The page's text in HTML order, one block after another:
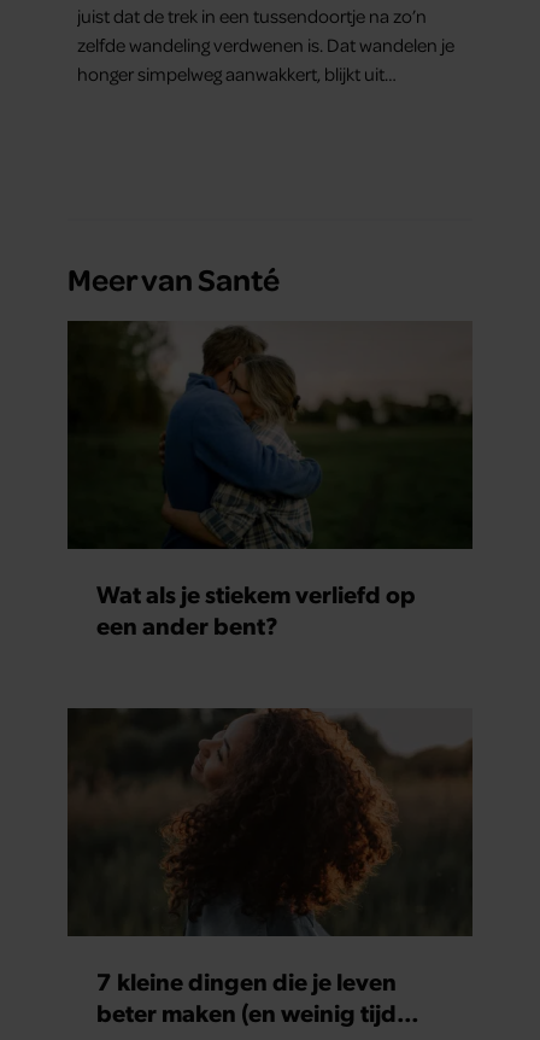
juist dat de trek in een tussendoortje na zo’n
zelfde wandeling verdwenen is. Dat wandelen je
honger simpelweg aanwakkert, blijkt uit
Meer van Santé
Wat als je stiekem verliefd op
een ander bent?
7 kleine dingen die je leven
beter maken (en weinig tijd